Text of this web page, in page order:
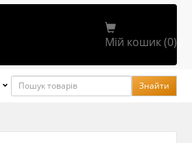
Мій кошик (0)
Пошук Знайти